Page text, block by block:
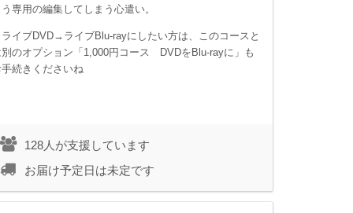
専用の編集してしまう心遣い。
イブDVD→ライブBlu-rayにしたい方は、このコースと
別のオプション「1,000円コース DVDをBlu-rayに」も
続きくださいね
128人が支援しています
お届け予定日は未定です